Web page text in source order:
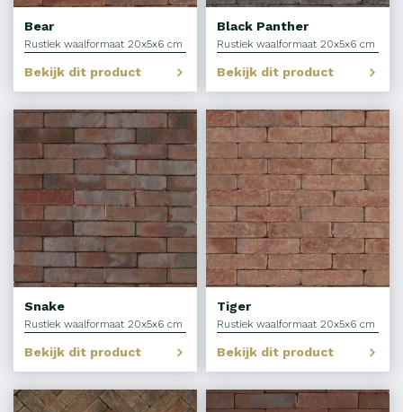
Bear
Rustiek waalformaat 20x5x6 cm
Bekijk dit product
Black Panther
Rustiek waalformaat 20x5x6 cm
Bekijk dit product
Snake
Rustiek waalformaat 20x5x6 cm
Bekijk dit product
Tiger
Rustiek waalformaat 20x5x6 cm
Bekijk dit product